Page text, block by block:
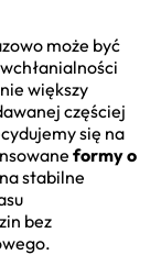
może być
większy
częściej
się na
formy o
stabilne
bez